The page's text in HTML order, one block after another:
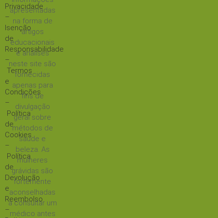
Privacidade
–
Isenção
de
Responsabilidade
–
Termos
e
Condições
–
Política
de
Cookies
–
Política
de
Devolução
e
Reembolso
–
apresentadas
na forma de
artigos
educacionais
e análises
neste site são
fornecidas
apenas para
fins de
divulgação
geral sobre
métodos de
saúde e
beleza. As
mulheres
grávidas são
fortemente
aconselhadas
a consultar um
médico antes